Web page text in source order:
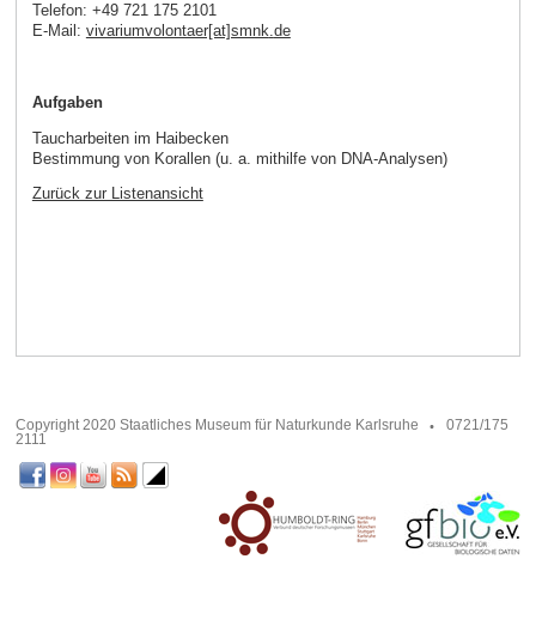
Telefon: +49 721 175 2101
E-Mail: vivariumvolontaer[at]smnk.de
Aufgaben
Taucharbeiten im Haibecken
Bestimmung von Korallen (u. a. mithilfe von DNA-Analysen)
Zurück zur Listenansicht
Copyright 2020 Staatliches Museum für Naturkunde Karlsruhe
0721/175
2111